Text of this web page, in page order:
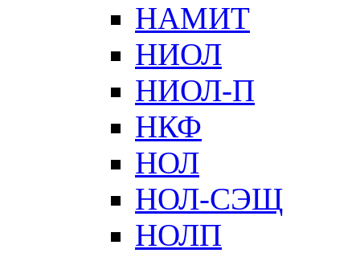
НАМИТ
НИОЛ
НИОЛ-П
НКФ
НОЛ
НОЛ-СЭЩ
НОЛП